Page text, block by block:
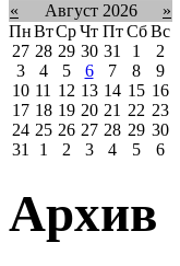
« Август 2026
»
ПнВтСрЧт Пт Сб Вс
27 28 29 30 31 1
2
3
4 5 6 7 8
9
10 11 12 13 14 15 16
17 18 19 20 21 22 23
24 25 26 27 28 29 30
31
1 2 3 4 5 6
Архив